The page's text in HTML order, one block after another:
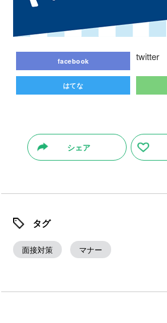
facebook twitter
はてな
シェア
タグ
面接対策 マナー